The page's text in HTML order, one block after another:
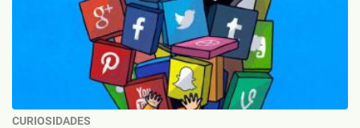
CURIOSIDADES